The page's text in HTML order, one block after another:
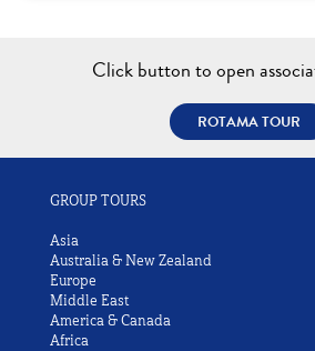
Click button to open
ROTAMA TOUR
GROUP TOURS
Asia
Australia & New Zealand
Europe
Middle East
America & Canada
Africa